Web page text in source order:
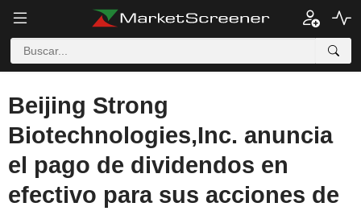
Beijing Strong
Biotechnologies,Inc. anuncia
el pago de dividendos en
efectivo para sus acciones de